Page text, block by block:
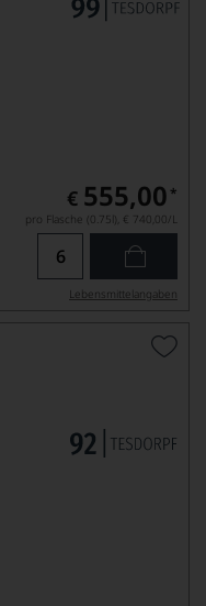
€ 555,00 *
pro Flasche (0.75l), € 740,00/L
Lebensmittel­angaben